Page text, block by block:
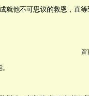
就他不可思议的救恩，直
留